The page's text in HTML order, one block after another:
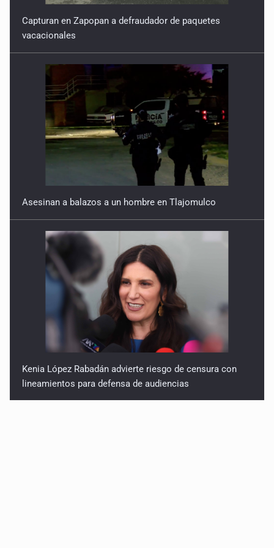
Capturan en Zapopan a defraudador de paquetes
vacacionales
Asesinan a balazos a un hombre en Tlajomulco
Kenia López Rabadán advierte riesgo de censura con
lineamientos para defensa de audiencias